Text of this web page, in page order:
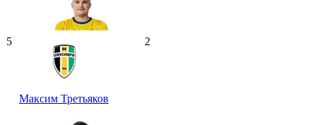
5
Максим Третьяков
2